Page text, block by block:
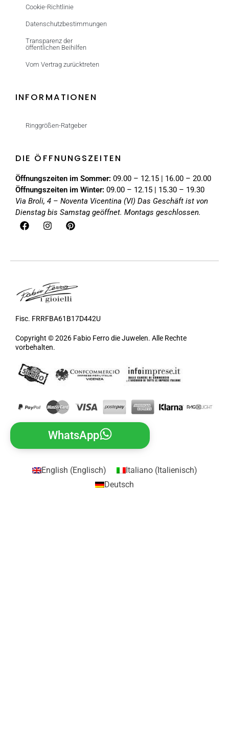
Cookie-Richtlinie
Datenschutzbestimmungen
Transparenz der
öffentlichen Beihilfen
Vom Vertrag zurücktreten
INFORMATIONEN
Ringgrößen-Ratgeber
DIE ÖFFNUNGSZEITEN
Öffnungszeiten im Sommer: 09.00 – 12.15 | 16.00 – 20.00
Öffnungszeiten im Winter: 09.00 – 12.15 | 15.30 – 19.30
Via Broli, 4 – Noventa Vicentina (VI) Das Geschäft ist von
Dienstag bis Samstag geöffnet. Montags geschlossen.
Fisc. FRRFBA61B17D442U
Copyright © 2026 Fabio Ferro die Juwelen. Alle Rechte
vorbehalten.
WhatsApp
English (Englisch) Italiano(Italienisch)
Deutsch